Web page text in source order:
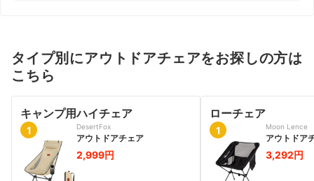
タイプ別にアウトドアチェアをお探しの方は
こちら
キャンプ用ハイチェア
1 DesertFox
アウトドアチェア
2,999円
ローチェア
1 Moon Lence
アウトドア
3,292円